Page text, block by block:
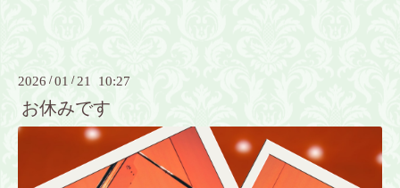
2026 /01 /21 10:27
お休みです